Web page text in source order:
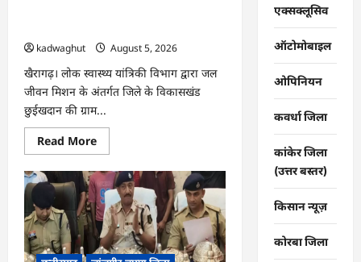
kadwaghut
August 5, 2026
खैरागढ़। लोक स्वास्थ्य यांत्रिकी विभाग द्वारा जल
जीवन मिशन के अंतर्गत जिले के विकासखंड
छुईखदान की ग्राम...
Read MoreRead
more
CG
:
जल
जीवन
मिशन
से
बदली
बिड़ौरी
एक्सक्लूसिव
ऑटोमोबाइल
ओपिनियन
कवर्धा जिला
कांकेर जिला
(उत्तर बस्तर)
किसान न्यूज़
कोरबा जिला